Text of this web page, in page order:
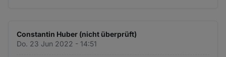
Constantin Huber (nicht überprüft)
Do. 23 Jun 2022 - 14:51